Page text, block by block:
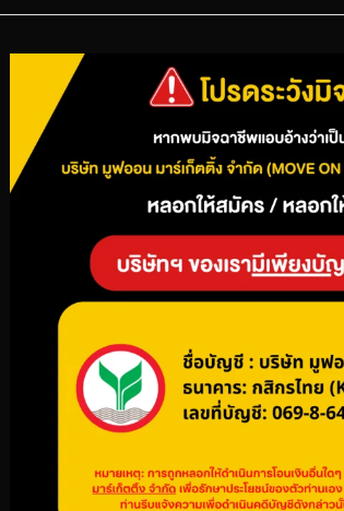
โหลดเร็วขึ้น เว็บทั่วไป
ของเว็บไซต์ พร้อมทั้งช่วยเพิ่
การโหลดมากที่สุด โดยเฉพาะรูปภาพที่มีข
ภาพให้พอเหมาะเพื่อไม่ให้หนักเกินไป เ
เช่น TinyPNG หรือ ImageOptim เครื่อ
ปภาพเล็กลง เว็บไซต์จึงสามารถโหลดไ
แสดงผลของหน้าเว็บ การย่อขนาดไฟล์เหล่